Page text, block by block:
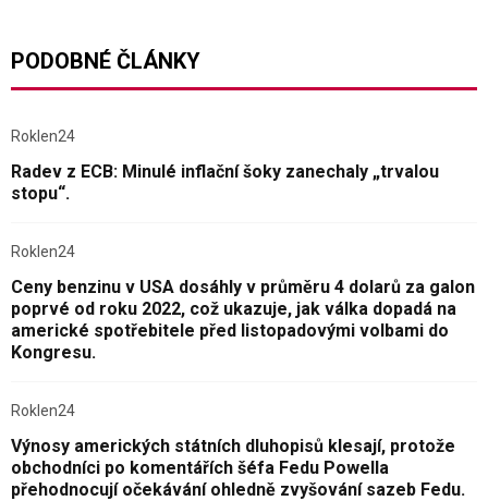
PODOBNÉ ČLÁNKY
Roklen24
Radev z ECB: Minulé inflační šoky zanechaly „trvalou
stopu“.
Roklen24
Ceny benzinu v USA dosáhly v průměru 4 dolarů za galon
poprvé od roku 2022, což ukazuje, jak válka dopadá na
americké spotřebitele před listopadovými volbami do
Kongresu.
Roklen24
Výnosy amerických státních dluhopisů klesají, protože
obchodníci po komentářích šéfa Fedu Powella
přehodnocují očekávání ohledně zvyšování sazeb Fedu.